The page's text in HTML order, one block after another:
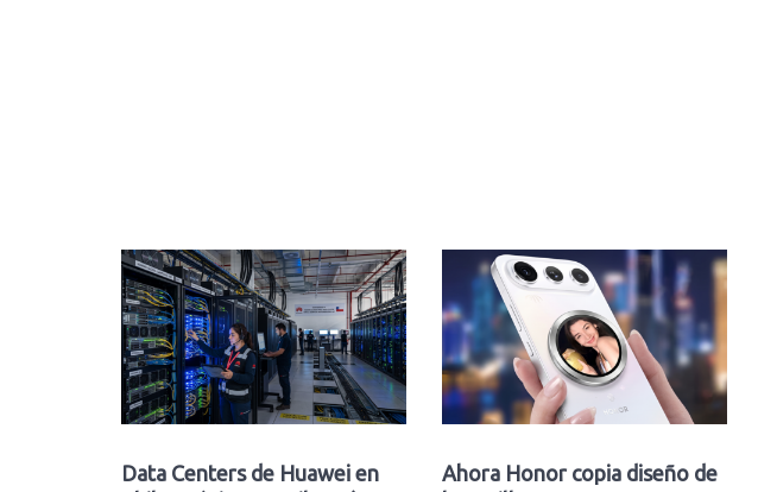
Data Centers de Huawei en
Ahora Honor copia diseño de